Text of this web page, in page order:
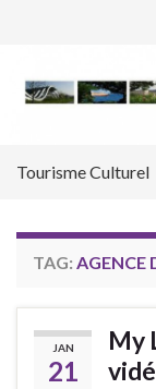
Tourisme Culturel
TAG: AGENCE
JAN
21
My